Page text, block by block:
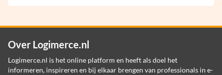
Over Logimerce.nl
Logimerce.nl is het online platform en heeft als doel het
informeren, inspireren en bij elkaar brengen van professionals in e-